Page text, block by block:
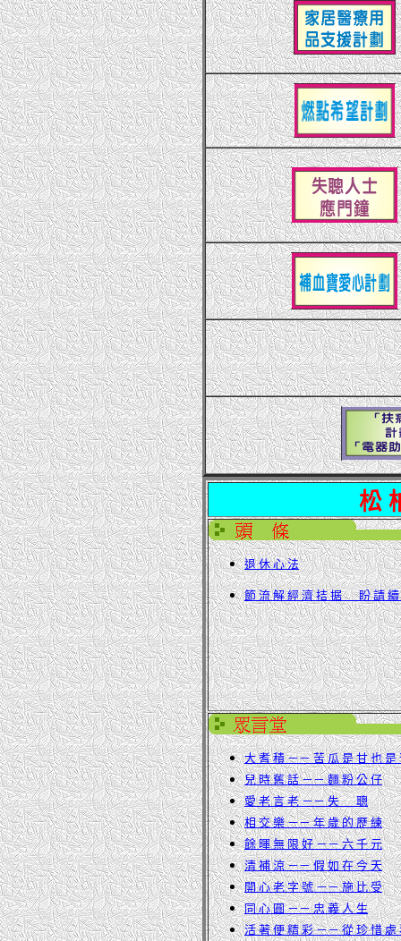
松
退 休 心 法
節 流 解 經 濟 拮 据 盼 請 續
大 耆 積 －－ 苦 瓜 是 甘 也 是
兒 時 舊 話 －－ 麵 粉 公 仔
愛 老 言 老 －－ 失 聰
相 交 樂 －－ 年 歲 的 歷 練
餘 暉 無 限 好 －－ 六 千 元
清 補 涼 －－ 假 如 在 今 天
開 心 老 字 號 －－ 施 比 受
同 心 圓 －－ 忠 義 人 生
活 著 便 精 彩 －－ 從 珍 惜 處